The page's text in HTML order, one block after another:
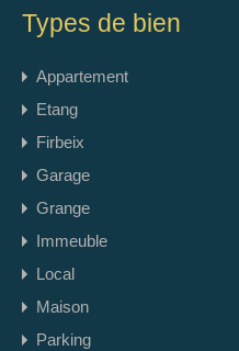
Types de bien
Appartement
Etang
Firbeix
Garage
Grange
Immeuble
Local
Maison
Parking